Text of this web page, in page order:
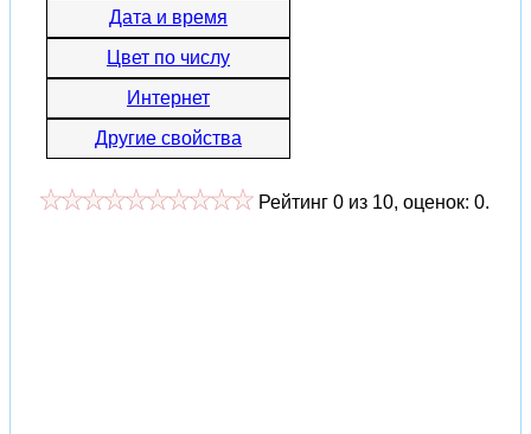
Дата и время
Цвет по числу
Интернет
Другие свойства
Рейтинг 0 из 10, оценок: 0.